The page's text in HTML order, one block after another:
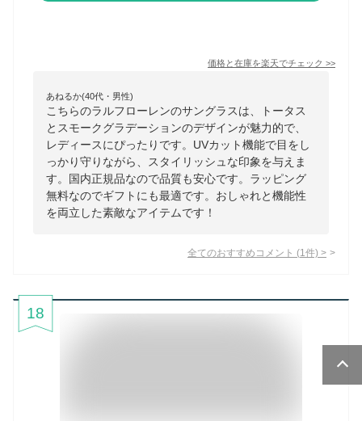
価格と在庫を楽天でチェック >>
あねるか(40代・男性)
こちらのラルフローレンのサングラスは、トータス
とスモークグラデーションのデザインが魅力的で、
レディースにぴったりです。UVカット機能で目をし
っかり守りながら、スタイリッシュな印象を与えま
す。国内正規品なので品質も安心です。ラッピング
無料なのでギフトにも最適です。おしゃれと機能性
を両立した素敵なアイテムです！
全てのおすすめコメント (1 件) >
18